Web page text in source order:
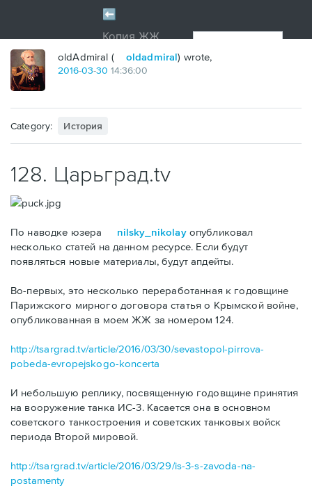
oldAdmiral ( oldadmiral) wrote,
2016-03-30 14:36:00
Category: История
128. Царьград.tv
По наводке юзера nilsky_nikolayопубликовал
несколько статей на данном ресурсе. Если будут
появляться новые материалы, будут апдейты.
Во-первых, это несколько переработанная к годовщине
Парижского мирного договора статья о Крымской войне,
опубликованная в моем ЖЖ за номером 124.
http://tsargrad.tv/article/2016/03/30/sevastopol-pirrova-
pobeda-evropejskogo-koncerta
И небольшую реплику, посвященную годовщине принятия
на вооружение танка ИС-3. Касается она в основном
советского танкостроения и советских танковых войск
периода Второй мировой.
http://tsargrad.tv/article/2016/03/29/is-3-s-zavoda-na-
postamenty